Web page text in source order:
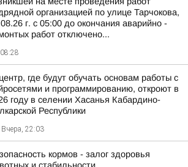
организацией по улице Тарчокова,
г. с 05:00 до окончания аварийно -
работ отключено...
08:28
где будут обучать основам работы с
и программированию, откроют в
году в селении Хасанья Кабардино-
Республики
Вчера, 22:03
кормов - залог здоровья